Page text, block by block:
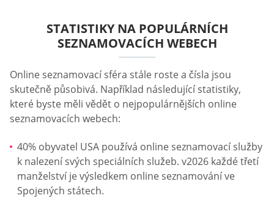
STATISTIKY NA POPULÁRNÍCH
SEZNAMOVACÍCH WEBECH
Online seznamovací sféra stále roste a čísla jsou
skutečně působivá. Například následující statistiky,
které byste měli vědět o nejpopulárnějších online
seznamovacích webech:
40% obyvatel USA používá online seznamovací služby
k nalezení svých speciálních služeb. v2026 každé třetí
manželství je výsledkem online seznamování ve
Spojených státech.